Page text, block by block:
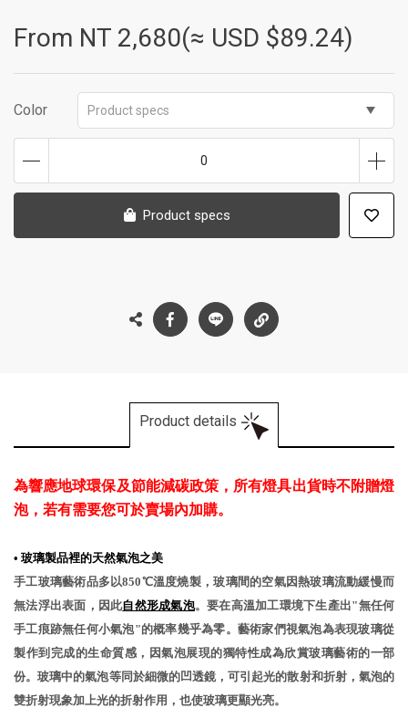
From NT 2,680(≈ USD $89.24)
Color Product specs
0
Product specs
Product details
為響應地球環保及節能減碳政策，所有燈具出貨時不附贈燈
泡，若有需要您可於賣場內加購。
• 玻璃製品裡的天然氣泡之美
手工玻璃藝術品多以850℃溫度燒製，玻璃間的空氣因熱玻璃流動緩慢而
無法浮出表面，因此自然形成氣泡。要在高溫加工環境下生產出"無任何
手工痕跡無任何小氣泡"的概率幾乎為零。藝術家們視氣泡為表現玻璃從
製作到完成的生命質感，因氣泡展現的獨特性成為欣賞玻璃藝術的一部
份。玻璃中的氣泡等同於細微的凹透鏡，可引起光的散射和折射，氣泡的
雙折射現象加上光的折射作用，也使玻璃更顯光亮。